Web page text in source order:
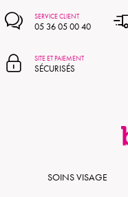
SERVICE CLIENT
05 36 05 00 40
SITE ET PAIEMENT
SÉCURISÉS
SOINS VISAGE